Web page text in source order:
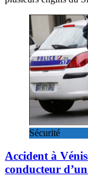
Sécurité
Accident à
conducteur